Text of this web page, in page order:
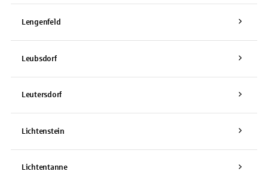
Lengenfeld
Leubsdorf
Leutersdorf
Lichtenstein
Lichtentanne